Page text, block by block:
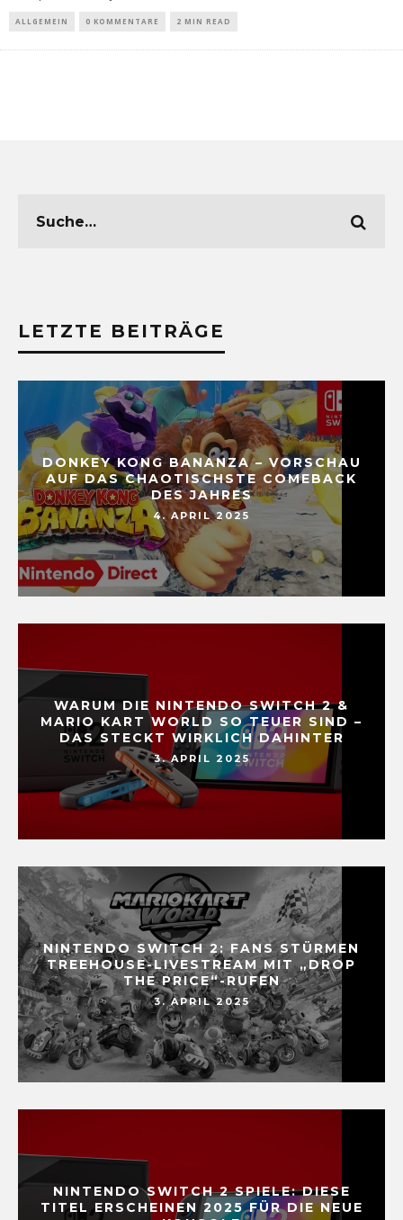
ALLGEMEIN 0 KOMMENTARE 2 MIN READ
LETZTE BEITRÄGE
DONKEY KONG BANANZA – VORSCHAU
AUF DAS CHAOTISCHSTE COMEBACK
DES JAHRES
4. APRIL 2025
WARUM DIE NINTENDO SWITCH 2 &
MARIO KART WORLD SO TEUER SIND –
DAS STECKT WIRKLICH DAHINTER
3. APRIL 2025
NINTENDO SWITCH 2: FANS STÜRMEN
TREEHOUSE-LIVESTREAM MIT „DROP
THE PRICE“-RUFEN
3. APRIL 2025
NINTENDO SWITCH 2 SPIELE: DIESE
TITEL ERSCHEINEN 2025 FÜR DIE NEUE